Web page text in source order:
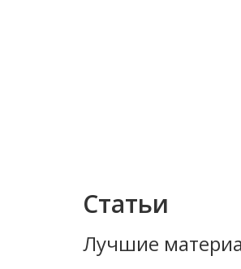
Статьи
Лучшие